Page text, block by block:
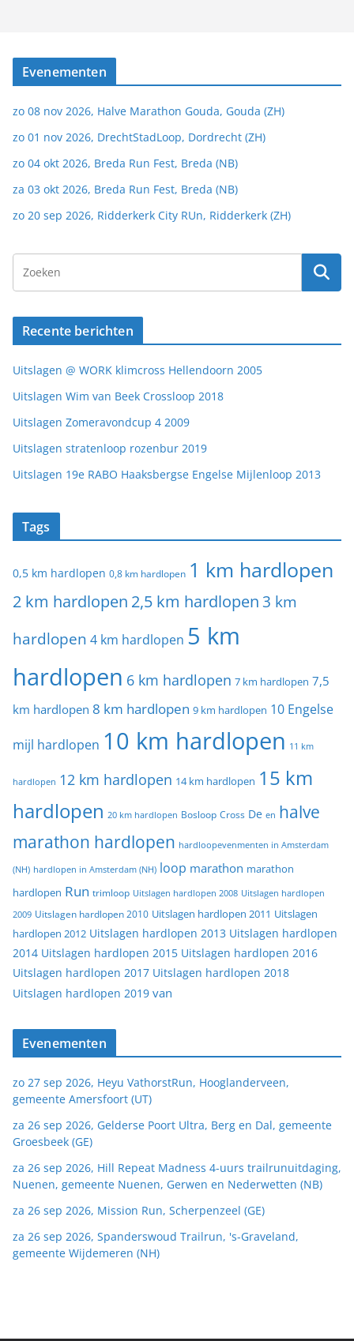
Evenementen
zo 08 nov 2026, Halve Marathon Gouda, Gouda (ZH)
zo 01 nov 2026, DrechtStadLoop, Dordrecht (ZH)
zo 04 okt 2026, Breda Run Fest, Breda (NB)
za 03 okt 2026, Breda Run Fest, Breda (NB)
zo 20 sep 2026, Ridderkerk City RUn, Ridderkerk (ZH)
Recente berichten
Uitslagen @ WORK klimcross Hellendoorn 2005
Uitslagen Wim van Beek Crossloop 2018
Uitslagen Zomeravondcup 4 2009
Uitslagen stratenloop rozenbur 2019
Uitslagen 19e RABO Haaksbergse Engelse Mijlenloop 2013
Tags
0,5 km hardlopen 0,8 km hardlopen 1 km hardlopen
2 km hardlopen 2,5 km hardlopen 3 km
hardlopen 4 km hardlopen 5 km
hardlopen 6 km hardlopen 7 km hardlopen 7,5
km hardlopen 8 km hardlopen 9 km hardlopen 10 Engelse
mijl hardlopen 10 km hardlopen 11 km
hardlopen 12 km hardlopen 14 km hardlopen 15 km
hardlopen 20 km hardlopen Bosloop Cross De en halve
marathon hardlopen hardloopevenmenten in Amsterdam
(NH) hardlopen in Amsterdam (NH) loop marathon marathon
hardlopen Run trimloop Uitslagen hardlopen 2008 Uitslagen hardlopen
2009 Uitslagen hardlopen 2010 Uitslagen hardlopen 2011 Uitslagen
hardlopen 2012 Uitslagen hardlopen 2013 Uitslagen hardlopen
2014 Uitslagen hardlopen 2015 Uitslagen hardlopen 2016
Uitslagen hardlopen 2017 Uitslagen hardlopen 2018
Uitslagen hardlopen 2019 van
Evenementen
zo 27 sep 2026, Heyu VathorstRun, Hooglanderveen,
gemeente Amersfoort (UT)
za 26 sep 2026, Gelderse Poort Ultra, Berg en Dal, gemeente
Groesbeek (GE)
za 26 sep 2026, Hill Repeat Madness 4-uurs trailrunuitdaging,
Nuenen, gemeente Nuenen, Gerwen en Nederwetten (NB)
za 26 sep 2026, Mission Run, Scherpenzeel (GE)
za 26 sep 2026, Spanderswoud Trailrun, 's-Graveland,
gemeente Wijdemeren (NH)